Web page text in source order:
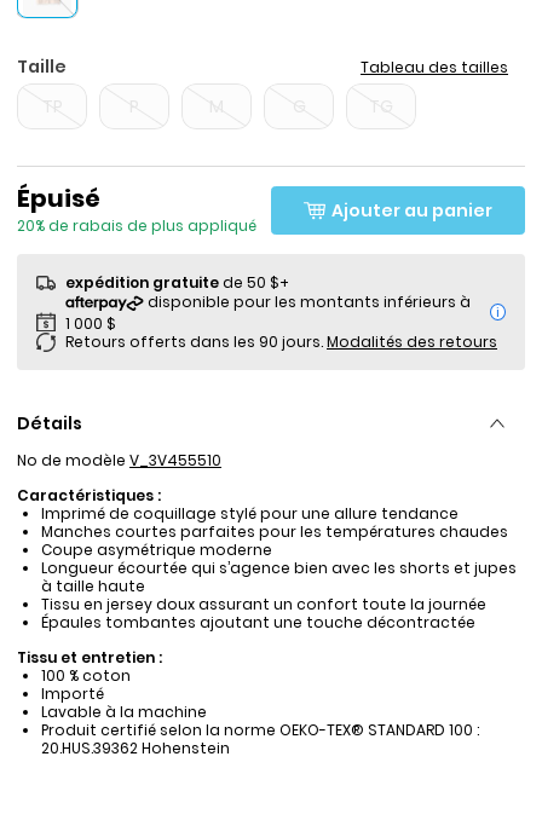
Taille Tableau des tailles
Prix de solde
Épuisé
20% de rabais de plus appliqué
Ajouter au panier
expédition gratuitede 50 $+
i
Retours offerts dans les 90 jours.Modalités des retours
Détails
No de modèle V_3V455510
Caractéristiques :
Imprimé de coquillage stylé pour une allure tendance
Manches courtes parfaites pour les températures chaudes
Coupe asymétrique moderne
Longueur écourtée qui s’agence bien avec les shorts et jupes
à taille haute
Tissu en jersey doux assurant un confort toute la journée
Épaules tombantes ajoutant une touche décontractée
Tissu et entretien :
100 % coton
Importé
Lavable à la machine
Produit certifié selon la norme OEKO-TEX® STANDARD 100 :
20.HUS.39362 Hohenstein